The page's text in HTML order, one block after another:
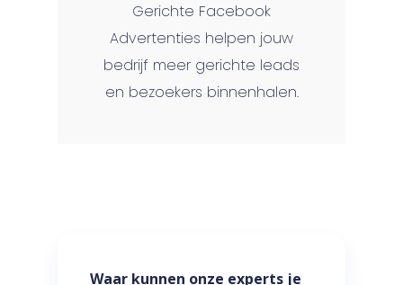
Gerichte Facebook
Advertenties helpen jouw
bedrijf meer gerichte leads
en bezoekers binnenhalen.
Waar kunnen onze experts je